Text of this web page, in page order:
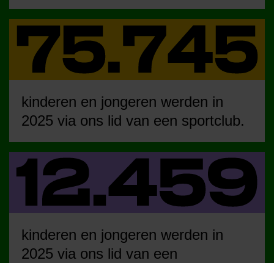
kinderen en jongeren werden in
2025 via ons lid van een sportclub.
kinderen en jongeren werden in
2025 via ons lid van een